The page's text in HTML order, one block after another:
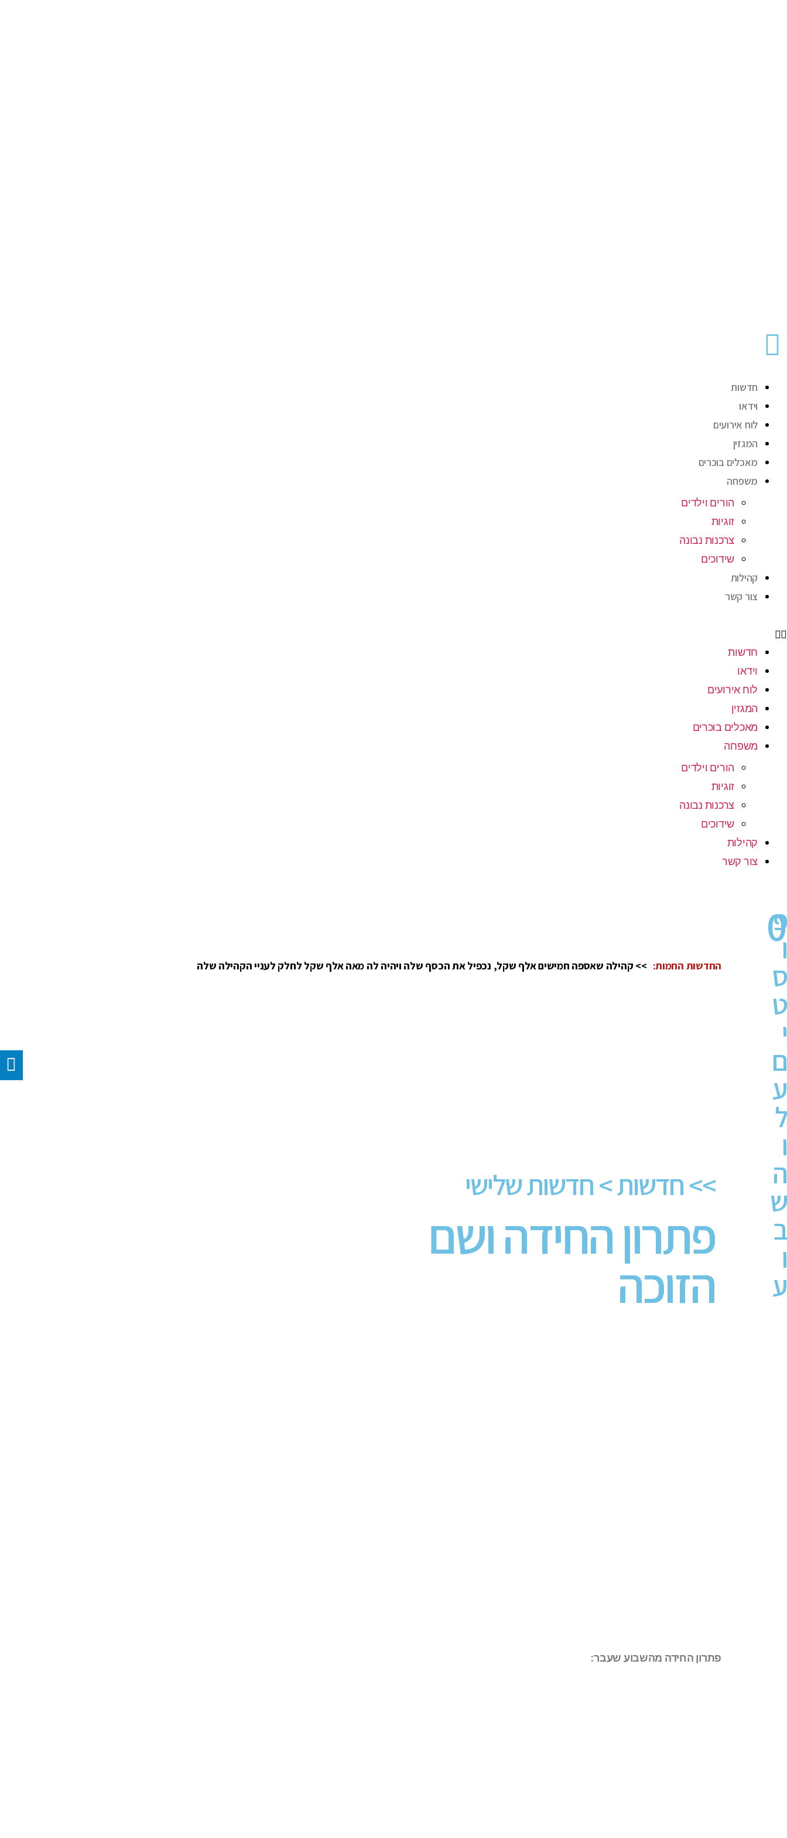
חדשות
וידאו
לוח אירועים
המגזין
מאכלים בוכרים
משפחה
הורים וילדים
זוגיות
צרכנות נבונה
שידוכים
קהילות
צור קשר
חדשות
וידאו
לוח אירועים
המגזין
מאכלים בוכרים
משפחה
הורים וילדים
זוגיות
צרכנות נבונה
שידוכים
קהילות
צור קשר
0
פ
ו
ס
ט
י
ם
ע
ל
ו
ה
ש
ב
ו
ע
החדשות החמות: >> קהילה שאספה חמישים אלף שקל, נכפיל את הכסף שלה ויהיה לה מאה אלף שקל לחלק לעניי הקהילה שלה
>>חדשות>חדשות שלישי
פתרון החידה ושם
הזוכה
פתרון החידה מהשבוע שעבר: